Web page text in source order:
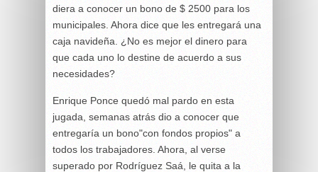
diera a conocer un bono de $ 2500 para los
municipales. Ahora dice que les entregará una
caja navideña. ¿No es mejor el dinero para
que cada uno lo destine de acuerdo a sus
necesidades?
Enrique Ponce quedó mal pardo en esta
jugada, semanas atrás dio a conocer que
entregaría un bono"con fondos propios" a
todos los trabajadores. Ahora, al verse
superado por Rodríguez Saá, le quita a la